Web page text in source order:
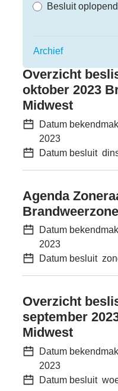
Besluit oplopend
Archief
Overzicht
oktober 2023
Midwest
Datum
2023
Datum besluit
Agenda
Datum
2023
Datum besluit
Overzicht
september
Midwest
Datum
2023
Datum besluit